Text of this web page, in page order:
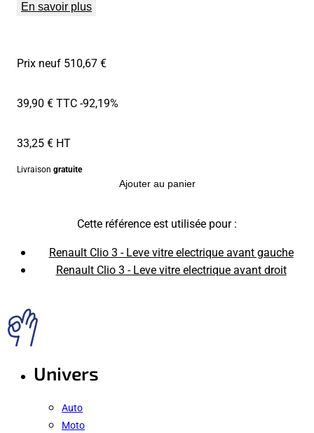
En savoir plus
Prix neuf 510,67 €
39,90 € TTC-92,19%
33,25 € HT
Livraison gratuite
Ajouter au panier
Cette référence est utilisée pour :
Renault Clio 3 - Leve vitre electrique avant gauche
Renault Clio 3 - Leve vitre electrique avant droit
Univers
Auto
Moto